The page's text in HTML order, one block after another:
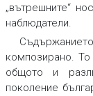
„вътрешните“
наблюдатели.
композирано.
общото и
поколение